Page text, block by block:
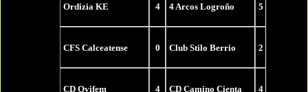
Ordizia KE 4 4 Arcos Logroño 5
CFS Calceatense 0 ClubStilo Berrio 2
CDOvifem 4 CD Camino Cienta 4